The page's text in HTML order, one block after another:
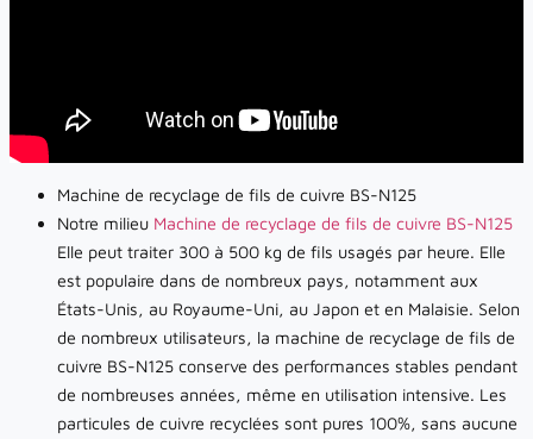
Machine de recyclage de fils de cuivre BS-N125
Notre milieu Machine de recyclage de fils de cuivre BS-N125
Elle peut traiter 300 à 500 kg de fils usagés par heure. Elle
est populaire dans de nombreux pays, notamment aux
États-Unis, au Royaume-Uni, au Japon et en Malaisie. Selon
de nombreux utilisateurs, la machine de recyclage de fils de
cuivre BS-N125 conserve des performances stables pendant
de nombreuses années, même en utilisation intensive. Les
particules de cuivre recyclées sont pures 100%, sans aucune